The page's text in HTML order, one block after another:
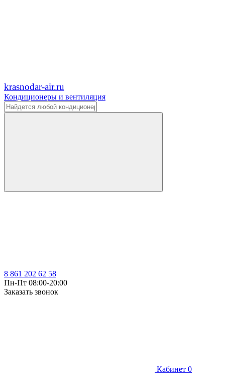
krasnodar-air.ru
Кондиционеры и вентиляция
8 861 202 62 58
Пн-Пт 08:00-20:00
Заказать звонок
Кабинет 0